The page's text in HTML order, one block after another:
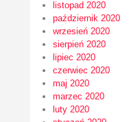
listopad 2020
październik 2020
wrzesień 2020
sierpień 2020
lipiec 2020
czerwiec 2020
maj 2020
marzec 2020
luty 2020